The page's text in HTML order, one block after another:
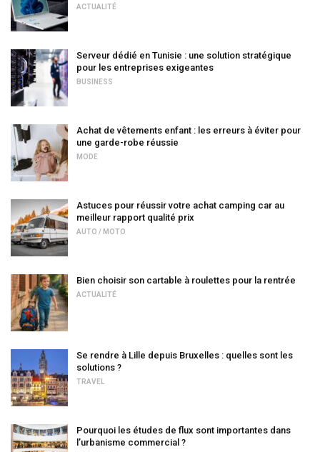
ACTUALITÉ
Serveur dédié en Tunisie : une solution stratégique
pour les entreprises exigeantes
BUSINESS
Achat de vêtements enfant : les erreurs à éviter pour
une garde-robe réussie
MODE
Astuces pour réussir votre achat camping car au
meilleur rapport qualité prix
AUTO / MOTO
Bien choisir son cartable à roulettes pour la rentrée
ACTUALITÉ
Se rendre à Lille depuis Bruxelles : quelles sont les
solutions ?
TRAVEL
Pourquoi les études de flux sont importantes dans
l’urbanisme commercial ?